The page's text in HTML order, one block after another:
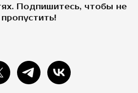
Подпишитесь, чтобы не
пропустить!